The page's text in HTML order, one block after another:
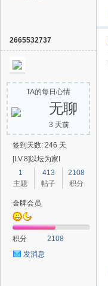
2665532737
TA的每日心情
无聊
3 天前
签到天数: 246 天
[LV.8]以坛为家I
1
主题
413
帖子
2108
积分
金牌会员
积分
2108
发消息